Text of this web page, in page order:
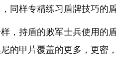
同样专精练习盾牌技巧的
，持盾的败军士兵使用的
的甲片覆盖的更多，更密